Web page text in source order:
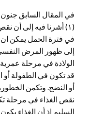
في المقال السابق جنون
(١) أشرنا فيه إلى أن
في فترة الحمل يمكن
إلى ظهور المرض
الولادة في مرحلة عمرية
قد تكون في الطفولة أو
أو النضج. وتكمن
نقص الغذاء في مرحلة
السليم إذ أن الغذاء